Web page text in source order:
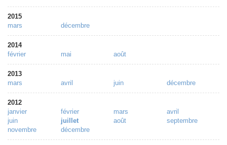
2015
mars
décembre
2014
février
mai août
2013
mars
avril juin décembre
2012
janvier
février mars
avril
juin
juillet août
septembre
novembre
décembre